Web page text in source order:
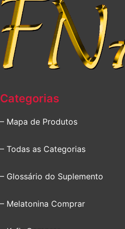
Categorias
– Mapa de Produtos
– Todas as Categorias
– Glossário do Suplemento
– Melatonina Comprar